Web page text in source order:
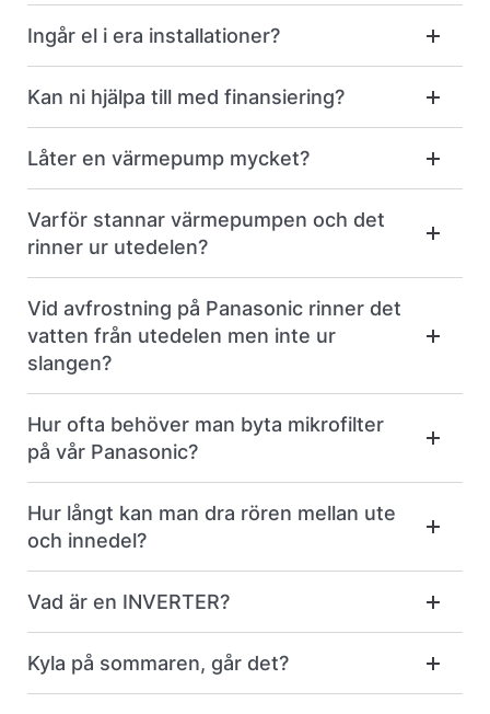
Ingår el i era installationer?
Kan ni hjälpa till med finansiering?
Låter en värmepump mycket?
Varför stannar värmepumpen och det
rinner ur utedelen?
Vid avfrostning på Panasonic rinner det
vatten från utedelen men inte ur
slangen?
Hur ofta behöver man byta mikrofilter
på vår Panasonic?
Hur långt kan man dra rören mellan ute
och innedel?
Vad är en INVERTER?
Kyla på sommaren, går det?